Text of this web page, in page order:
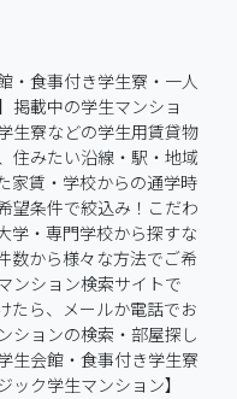
・食事付き学生寮・一人
掲載中の学生マンショ
生寮などの学生用賃貸物
住みたい沿線・駅・地域
家賃・学校からの通学時
望条件で絞込み！こだわ
学・専門学校から探すな
数から様々な方法でご希
ンション検索サイトで
たら、メールか電話でお
ションの検索・部屋探し
生会館・食事付き学生寮
ク学生マンション】